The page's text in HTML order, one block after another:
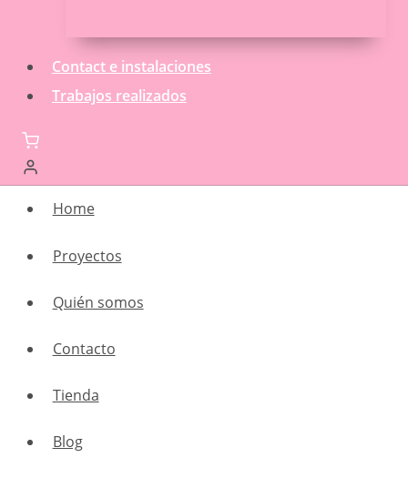
Contact e instalaciones
Trabajos realizados
Home
Proyectos
Quién somos
Contacto
Tienda
Blog